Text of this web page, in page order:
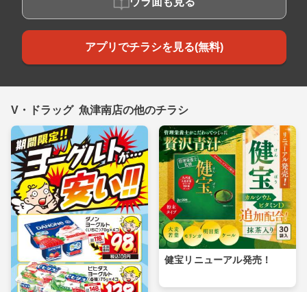
アプリでチラシを見る(無料)
V・ドラッグ 魚津南店の他のチラシ
健宝リニューアル発売！